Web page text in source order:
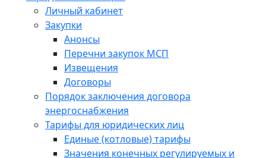
Личный кабинет
Закупки
Анонсы
Перечни закупок МСП
Извещения
Договоры
Порядок заключения договора
энергоснабжения
Тарифы для юридических лиц
Единые (котловые) тарифы
Значения конечных регулируемых и